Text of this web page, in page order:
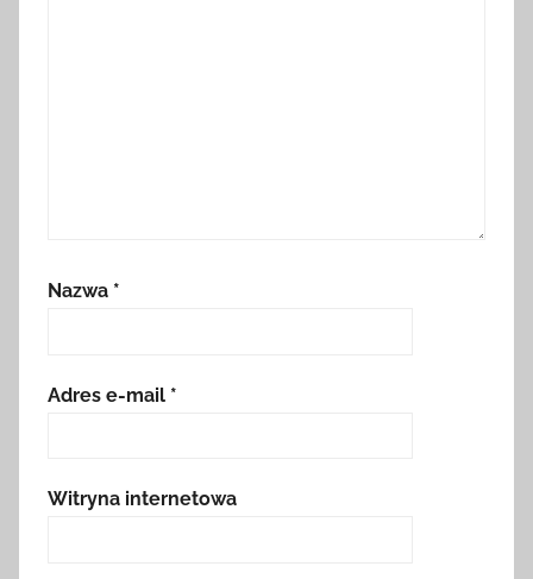
Nazwa *
Adres e-mail *
Witryna internetowa